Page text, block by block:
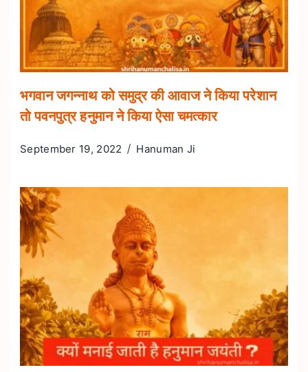
भगवान जगन्नाथ को समुद्र की आवाज ने किया परेशान
तो पवनपुत्र हनुमान ने किया ऐसा चमत्कार
September 19, 2022 Hanuman Ji